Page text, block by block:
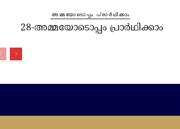
⁠അമ്മയോടൊപ്പം പ്രാർഥിക്കാം
28-അമ്മയോടൊപ്പം പ്രാർഥിക്കാം